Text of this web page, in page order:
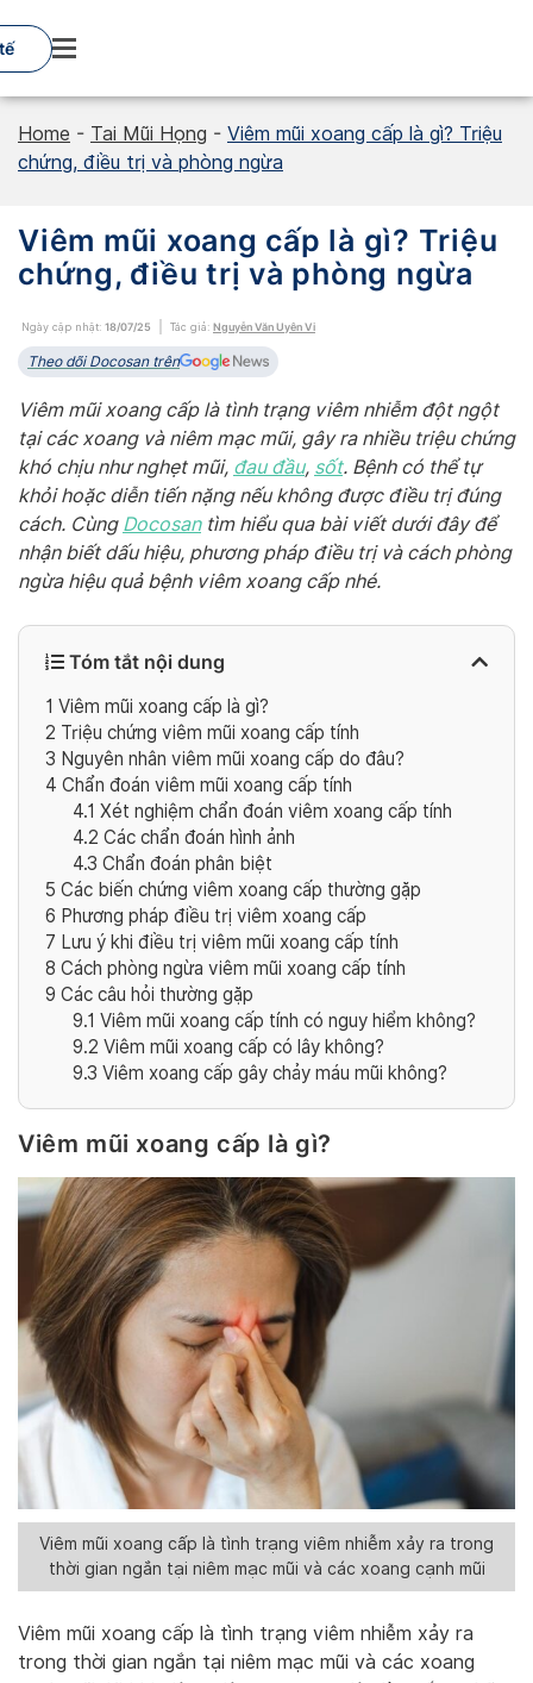
to
content
Home - Tai Mũi Họng - Viêm mũi xoang cấp là gì? Triệu
chứng, điều trị và phòng ngừa
Viêm mũi xoang cấp là gì? Triệu
chứng, điều trị và phòng ngừa
Ngày cập nhật: 18/07/25 Tác giả: Nguyễn Văn Uyên Vi
Theo dõi Docosan trên
Viêm mũi xoang cấp là tình trạng viêm nhiễm đột ngột
tại các xoang và niêm mạc mũi, gây ra nhiều triệu chứng
khó chịu như nghẹt mũi, đau đầu, sốt. Bệnh có thể tự
khỏi hoặc diễn tiến nặng nếu không được điều trị đúng
cách. Cùng Docosantìm hiểu qua bài viết dưới đây để
nhận biết dấu hiệu, phương pháp điều trị và cách phòng
ngừa hiệu quả bệnh viêm xoang cấp nhé.
Tóm tắt nội dung
1 Viêm mũi xoang cấp là gì?
2 Triệu chứng viêm mũi xoang cấp tính
3 Nguyên nhân viêm mũi xoang cấp do đâu?
4 Chẩn đoán viêm mũi xoang cấp tính
4.1 Xét nghiệm chẩn đoán viêm xoang cấp tính
4.2 Các chẩn đoán hình ảnh
4.3 Chẩn đoán phân biệt
5 Các biến chứng viêm xoang cấp thường gặp
6 Phương pháp điều trị viêm xoang cấp
7 Lưu ý khi điều trị viêm mũi xoang cấp tính
8 Cách phòng ngừa viêm mũi xoang cấp tính
9 Các câu hỏi thường gặp
9.1 Viêm mũi xoang cấp tính có nguy hiểm không?
9.2 Viêm mũi xoang cấp có lây không?
9.3 Viêm xoang cấp gây chảy máu mũi không?
Viêm mũi xoang cấp là gì?
Viêm mũi xoang cấp là tình trạng viêm nhiễm xảy ra trong
thời gian ngắn tại niêm mạc mũi và các xoang cạnh mũi
Viêm mũi xoang cấp là tình trạng viêm nhiễm xảy ra
trong thời gian ngắn tại niêm mạc mũi và các xoang